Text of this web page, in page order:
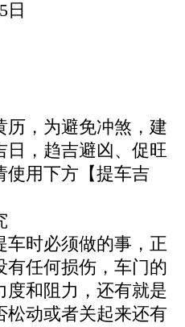
日
历，为避免冲煞，建
日，趋吉避凶、促旺
使用下方【提车吉
时必须做的事，正
有任何损伤，车门的
度和阻力，还有就是
松动或者关起来还有